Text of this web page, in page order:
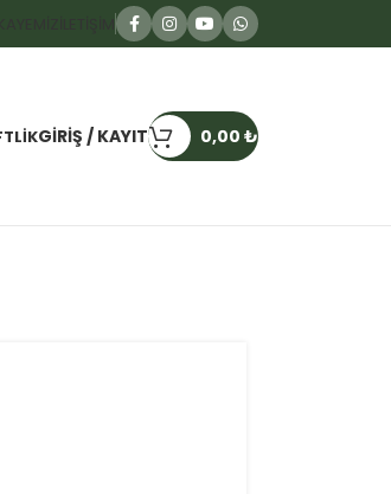
GIRIŞ / KAYIT 0,00 ₺